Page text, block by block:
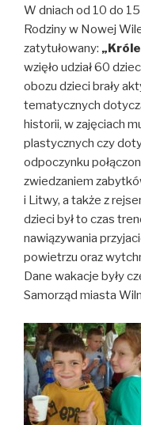
W dniach od 10 do
Rodziny w Nowej
zatytułowany:
wzięło udział 60
obozu dzieci brały
tematycznych
historii, w zajęciach
plastycznych czy
odpoczynku
zwiedzaniem
i Litwy, a także z
dzieci był to czas
nawiązywania
powietrzu oraz
Dane wakacje były
Samorząd miasta